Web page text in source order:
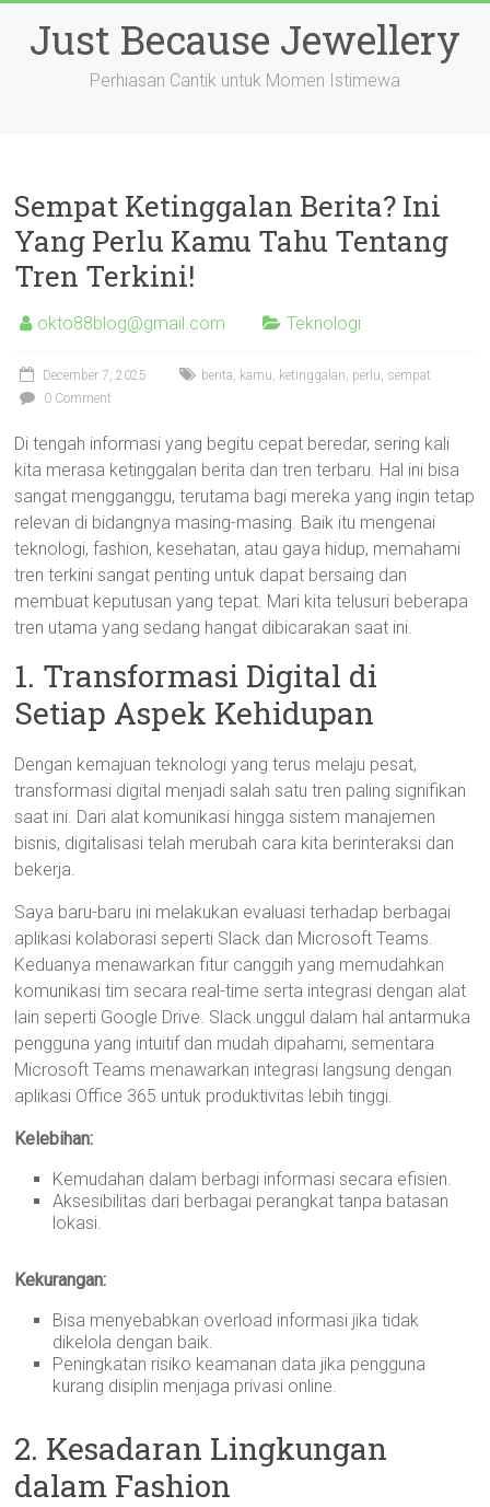
contentJust Because Jewellery
Perhiasan Cantik untuk Momen Istimewa
Sempat Ketinggalan Berita? Ini
Yang Perlu Kamu Tahu Tentang
Tren Terkini!
okto88blog@gmail.com Teknologi
December 7, 2025 berita, kamu, ketinggalan, perlu, sempat
0 Comment
Di tengah informasi yang begitu cepat beredar, sering kali
kita merasa ketinggalan berita dan tren terbaru. Hal ini bisa
sangat mengganggu, terutama bagi mereka yang ingin tetap
relevan di bidangnya masing-masing. Baik itu mengenai
teknologi, fashion, kesehatan, atau gaya hidup, memahami
tren terkini sangat penting untuk dapat bersaing dan
membuat keputusan yang tepat. Mari kita telusuri beberapa
tren utama yang sedang hangat dibicarakan saat ini.
1. Transformasi Digital di
Setiap Aspek Kehidupan
Dengan kemajuan teknologi yang terus melaju pesat,
transformasi digital menjadi salah satu tren paling signifikan
saat ini. Dari alat komunikasi hingga sistem manajemen
bisnis, digitalisasi telah merubah cara kita berinteraksi dan
bekerja.
Saya baru-baru ini melakukan evaluasi terhadap berbagai
aplikasi kolaborasi seperti Slack dan Microsoft Teams.
Keduanya menawarkan fitur canggih yang memudahkan
komunikasi tim secara real-time serta integrasi dengan alat
lain seperti Google Drive. Slack unggul dalam hal antarmuka
pengguna yang intuitif dan mudah dipahami, sementara
Microsoft Teams menawarkan integrasi langsung dengan
aplikasi Office 365 untuk produktivitas lebih tinggi.
Kelebihan:
Kemudahan dalam berbagi informasi secara efisien.
Aksesibilitas dari berbagai perangkat tanpa batasan
lokasi.
Kekurangan:
Bisa menyebabkan overload informasi jika tidak
dikelola dengan baik.
Peningkatan risiko keamanan data jika pengguna
kurang disiplin menjaga privasi online.
2. Kesadaran Lingkungan
dalam Fashion